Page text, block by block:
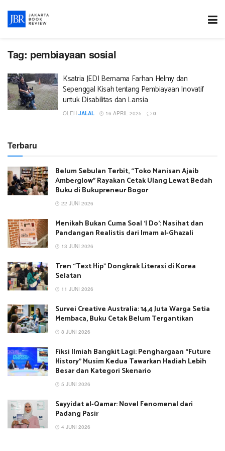
Tag: pembiayaan sosial
Ksatria JEDI Bernama Farhan Helmy dan
Sepenggal Kisah tentang Pembiayaan Inovatif
untuk Disabilitas dan Lansia
OLEH JALAL 16 APRIL 2025 0
Terbaru
Belum Sebulan Terbit, “Toko Manisan Ajaib
Amberglow” Rayakan Cetak Ulang Lewat Bedah
Buku di Bukupreneur Bogor
22 JUNI 2026
Menikah Bukan Cuma Soal ‘I Do’: Nasihat dan
Pandangan Realistis dari Imam al-Ghazali
13 JUNI 2026
Tren “Text Hip” Dongkrak Literasi di Korea
Selatan
11 JUNI 2026
Survei Creative Australia: 14,4 Juta Warga Setia
Membaca, Buku Cetak Belum Tergantikan
8 JUNI 2026
Fiksi Ilmiah Bangkit Lagi: Penghargaan “Future
History” Musim Kedua Tawarkan Hadiah Lebih
Besar dan Kategori Skenario
5 JUNI 2026
Sayyidat al-Qamar: Novel Fenomenal dari
Padang Pasir
4 JUNI 2026